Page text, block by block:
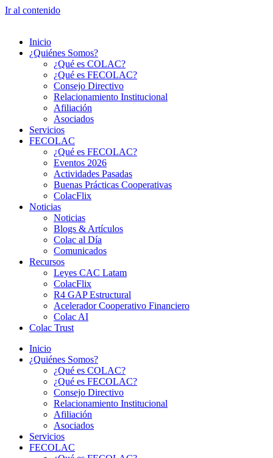
Ir al contenido
Inicio
¿Quiénes Somos?
¿Qué es COLAC?
¿Qué es FECOLAC?
Consejo Directivo
Relacionamiento Institucional
Afiliación
Asociados
Servicios
FECOLAC
¿Qué es FECOLAC?
Eventos 2026
Actividades Pasadas
Buenas Prácticas Cooperativas
ColacFlix
Noticias
Noticias
Blogs & Artículos
Colac al Día
Comunicados
Recursos
Leyes CAC Latam
ColacFlix
R4 GAP Estructural
Acelerador Cooperativo Financiero
Colac AI
Colac Trust
Inicio
¿Quiénes Somos?
¿Qué es COLAC?
¿Qué es FECOLAC?
Consejo Directivo
Relacionamiento Institucional
Afiliación
Asociados
Servicios
FECOLAC